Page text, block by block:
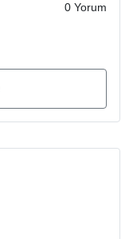
0 Yorum